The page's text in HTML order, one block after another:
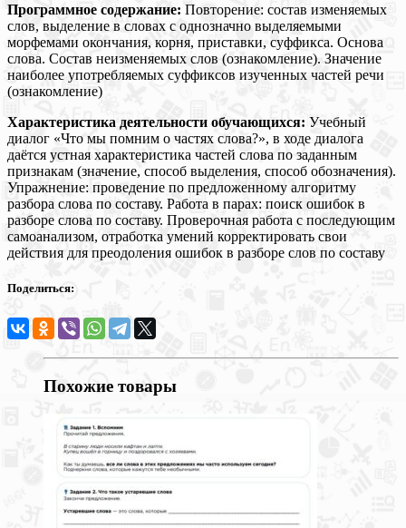
Программное содержание: Повторение: состав изменяемых
слов, выделение в словах с однозначно выделяемыми
морфемами окончания, корня, приставки, суффикса. Основа
слова. Состав неизменяемых слов (ознакомление). Значение
наиболее употребляемых суффиксов изученных частей речи
(ознакомление)
Характеристика деятельности обучающихся: Учебный
диалог «Что мы помним о частях слова?», в ходе диалога
даётся устная характеристика частей слова по заданным
признакам (значение, способ выделения, способ обозначения).
Упражнение: проведение по предложенному алгоритму
разбора слова по составу. Работа в парах: поиск ошибок в
разборе слова по составу. Проверочная работа с последующим
самоанализом, отработка умений корректировать свои
действия для преодоления ошибок в разборе слов по составу
Поделиться:
Похожие товары